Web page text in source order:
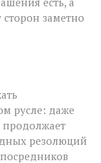
заметно
русле: даже
продолжает
резолюций